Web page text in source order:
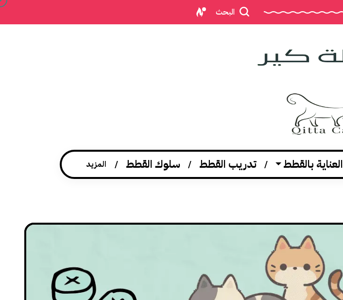
البحث
العناية بالقطط تدريب القطط سلوك القطط المزيد